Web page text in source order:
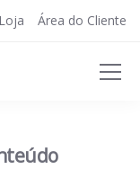
Loja Área do Cliente